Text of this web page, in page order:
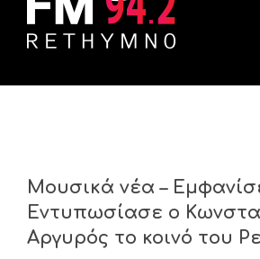
Μουσικά νέα –
Εντυπωσίασε ο
Αργυρός το κοινό του